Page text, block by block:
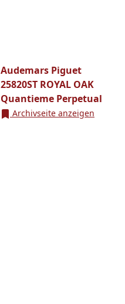
Audemars Piguet
25820ST ROYAL OAK
Quantieme Perpetual
Archivseite anzeigen